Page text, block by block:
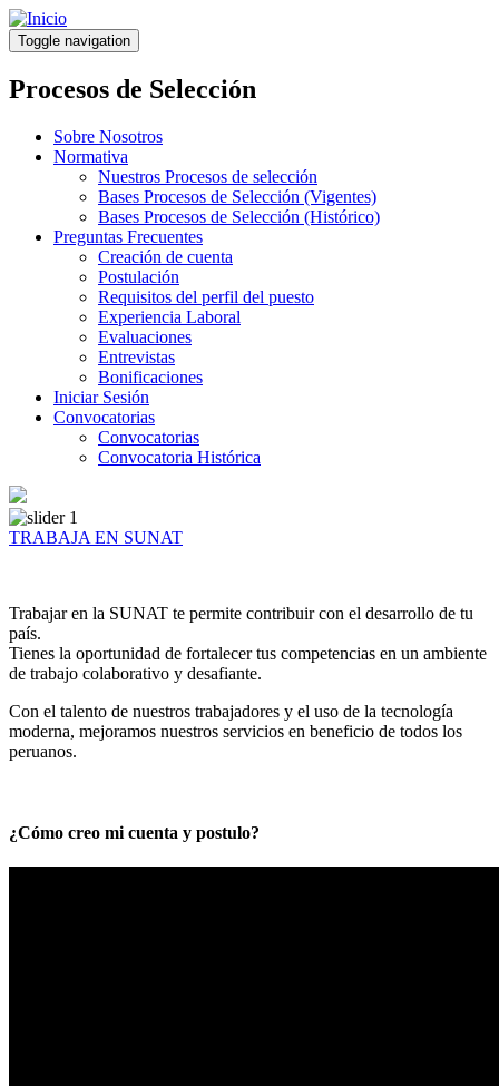
Pasar
al
contenido
principal
Toggle navigation
Procesos de Selección
Sobre Nosotros
Normativa
Nuestros Procesos de selección
Bases Procesos de Selección (Vigentes)
Bases Procesos de Selección (Histórico)
Preguntas Frecuentes
Creación de cuenta
Postulación
Requisitos del perfil del puesto
Experiencia Laboral
Evaluaciones
Entrevistas
Bonificaciones
Iniciar Sesión
Convocatorias
Convocatorias
Convocatoria Histórica
TRABAJA EN SUNAT
Trabajar en la SUNAT te permite contribuir con el desarrollo de tu
país.
Tienes la oportunidad de fortalecer tus competencias en un ambiente
de trabajo colaborativo y desafiante.
Con el talento de nuestros trabajadores y el uso de la tecnología
moderna, mejoramos nuestros servicios en beneficio de todos los
peruanos.
¿Cómo creo mi cuenta y postulo?